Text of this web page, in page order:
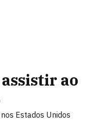
ao
Estados Unidos